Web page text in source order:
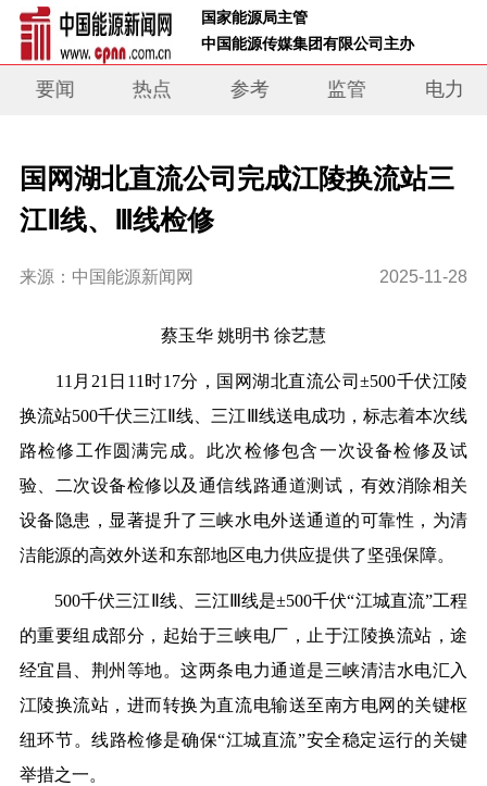
国家能源局主管
中国能源传媒集团有限公司主办
要闻 热点 参考 监管 电力
国网湖北直流公司完成江陵换流站三
江Ⅱ线、Ⅲ线检修
来源：中国能源新闻网 2025-11-28
蔡玉华 姚明书 徐艺慧
11月21日11时17分，国网湖北直流公司±500千伏江陵
换流站500千伏三江Ⅱ线、三江Ⅲ线送电成功，标志着本次线
路检修工作圆满完成。此次检修包含一次设备检修及试
验、二次设备检修以及通信线路通道测试，有效消除相关
设备隐患，显著提升了三峡水电外送通道的可靠性，为清
洁能源的高效外送和东部地区电力供应提供了坚强保障。
500千伏三江Ⅱ线、三江Ⅲ线是±500千伏“江城直流”工程
的重要组成部分，起始于三峡电厂，止于江陵换流站，途
经宜昌、荆州等地。这两条电力通道是三峡清洁水电汇入
江陵换流站，进而转换为直流电输送至南方电网的关键枢
纽环节。线路检修是确保“江城直流”安全稳定运行的关键
举措之一。